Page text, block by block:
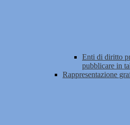
Enti di diritto
pubblicare in
Rappresentazione